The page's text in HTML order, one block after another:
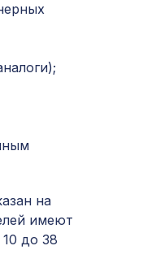
Натуральные обои
Перфорированная
Перфорированная
Перфорированная
2790х1020мм, ХДФ,
на
имеют
до 38